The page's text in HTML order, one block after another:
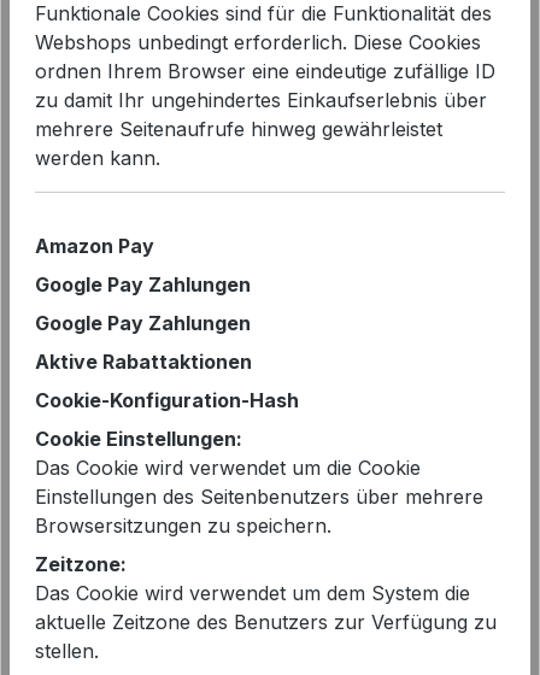
Bildergalerie überspringen
Verkaufspreis:
79,99 € %
149,99 €*
Sie sparen 47%
Funktionale Cookies sind für die Funktionalität des
Webshops unbedingt erforderlich. Diese Cookies
ordnen Ihrem Browser eine eindeutige zufällige ID
zu damit Ihr ungehindertes Einkaufserlebnis über
mehrere Seitenaufrufe hinweg gewährleistet
werden kann.
Amazon Pay
Google Pay Zahlungen
Google Pay Zahlungen
Aktive Rabattaktionen
Cookie-Konfiguration-Hash
Cookie Einstellungen:
Das Cookie wird verwendet um die Cookie
Einstellungen des Seitenbenutzers über mehrere
Browsersitzungen zu speichern.
Zeitzone:
Das Cookie wird verwendet um dem System die
aktuelle Zeitzone des Benutzers zur Verfügung zu
stellen.